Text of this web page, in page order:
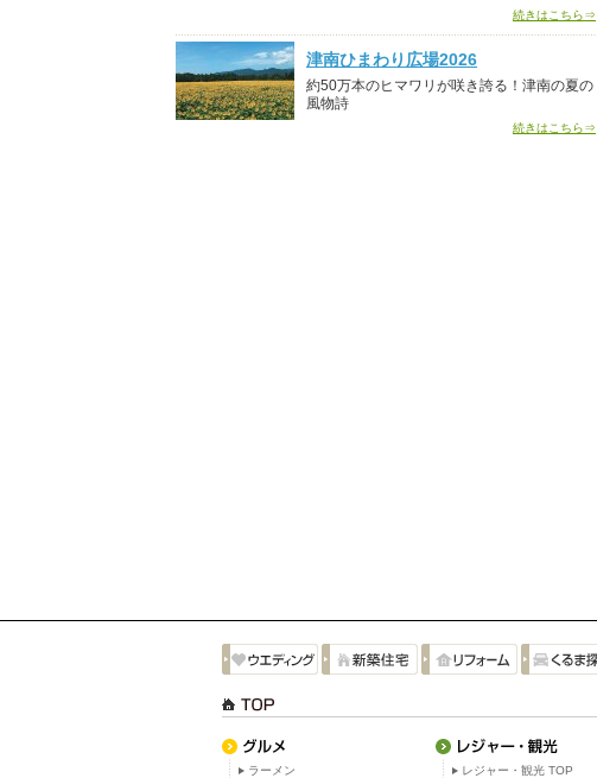
続きはこちら⇒
津南ひまわり広場2026
約50万本のヒマワリが咲き誇る！津南の夏の
風物詩
続きはこちら⇒
ラーメン
レジャー・観光 TOP